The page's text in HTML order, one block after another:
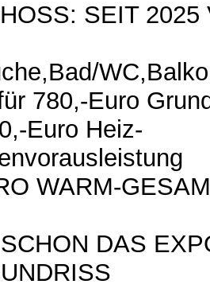
SEIT
780,-Euro
Euro Heiz-
WARM-
DAS